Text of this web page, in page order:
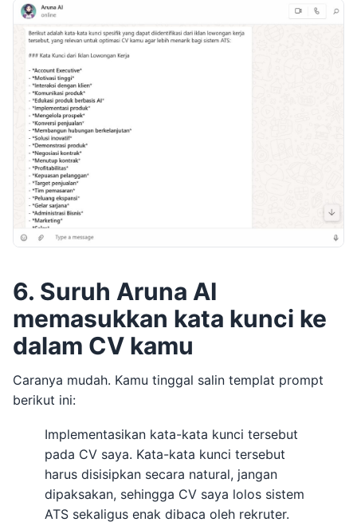
6. Suruh Aruna AI
memasukkan kata kunci ke
dalam CV kamu
Caranya mudah. Kamu tinggal salin templat prompt
berikut ini:
Implementasikan kata-kata kunci tersebut
pada CV saya. Kata-kata kunci tersebut
harus disisipkan secara natural, jangan
dipaksakan, sehingga CV saya lolos sistem
ATS sekaligus enak dibaca oleh rekruter.